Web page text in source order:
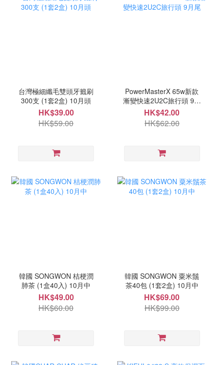
台灣極細纖毛雙頭牙籤刷
300支 (1套2盒) 10月頭
HK$39.00
HK$59.00
PowerMasterX 65w新款
漸變快速2U2C旅行頭 9月
尾
HK$42.00
HK$62.00
韓國 SONGWON 桔梗潤
肺茶 (1盒40入) 10月中
HK$49.00
HK$60.00
韓國 SONGWON 粟米鬚
茶40包 (1套2盒) 10月中
HK$69.00
HK$99.00